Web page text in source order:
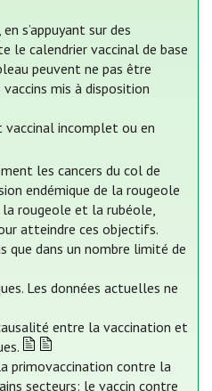
s’appuyant sur des
le calendrier vaccinal de base
peuvent ne pas être
mis à disposition
vaccinal incomplet ou en
les cancers du col de
endémique de la rougeole
rougeole et la rubéole,
atteindre ces objectifs.
que dans un nombre limité de
Les données actuelles ne
entre la vaccination et
primovaccination contre la
secteurs: le vaccin contre